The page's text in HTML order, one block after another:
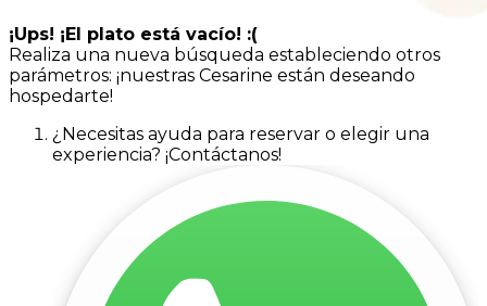
¡Ups! ¡El plato está vacío! :(
Realiza una nueva búsqueda estableciendo otros
parámetros: ¡nuestras Cesarine están deseando
hospedarte!
¿Necesitas ayuda para reservar o elegir una
experiencia? ¡Contáctanos!